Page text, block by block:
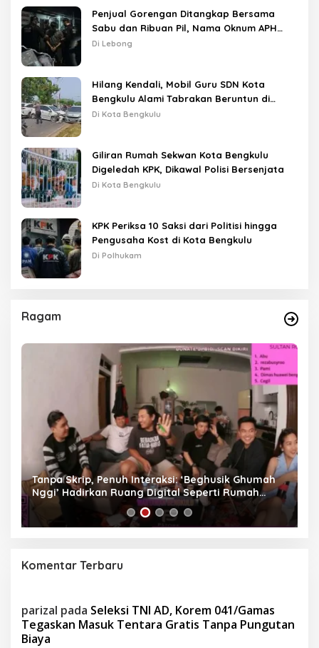
Penjual Gorengan Ditangkap Bersama
Sabu dan Ribuan Pil, Nama Oknum APH
Disebut Saat Interogasi
Di Lebong
Hilang Kendali, Mobil Guru SDN Kota
Bengkulu Alami Tabrakan Beruntun di
Lampu Merah
Di Kota Bengkulu
Giliran Rumah Sekwan Kota Bengkulu
Digeledah KPK, Dikawal Polisi Bersenjata
Di Kota Bengkulu
KPK Periksa 10 Saksi dari Politisi hingga
Pengusaha Kost di Kota Bengkulu
Di Polhukam
Ragam
Tanpa Skrip, Penuh Interaksi: ‘Beghusik Ghumah
Nggi’ Hadirkan Ruang Digital Seperti Rumah
Sendiri
Komentar Terbaru
parizal pada Seleksi TNI AD, Korem 041/Gamas
Tegaskan Masuk Tentara Gratis Tanpa Pungutan
Biaya